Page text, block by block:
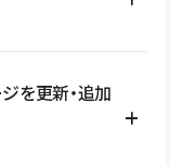
、URL・リダイレク
など、個別の要件が
用数の上限、権限
しくは料金プランペ
を更新・追加